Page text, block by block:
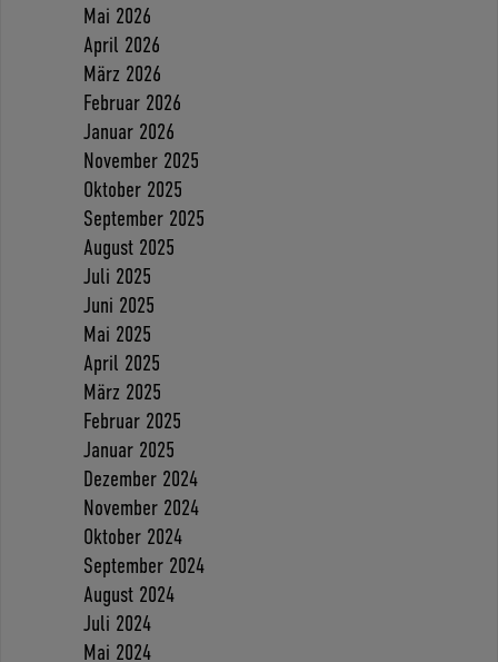
Mai 2026
April 2026
März 2026
Februar 2026
Januar 2026
November 2025
Oktober 2025
September 2025
August 2025
Juli 2025
Juni 2025
Mai 2025
April 2025
März 2025
Februar 2025
Januar 2025
Dezember 2024
November 2024
Oktober 2024
September 2024
August 2024
Juli 2024
Mai 2024